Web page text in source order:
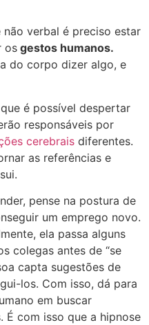
verbal é preciso estar
os gestos humanos.
do corpo dizer algo, e
é possível despertar
responsáveis por
cerebrais diferentes.
as referências e
pense na postura de
um emprego novo.
ela passa alguns
colegas antes de “se
capta sugestões de
los. Com isso, dá para
em buscar
É com isso que a hipnose